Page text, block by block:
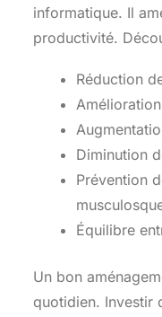
informatique. Il
productivité.
Réduction
Diminution
Prévention
Équilibre
Un bon
quotidien. Investir